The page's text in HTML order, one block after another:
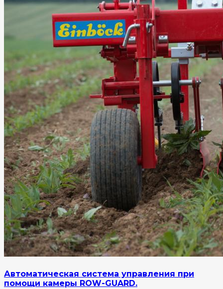
Автоматическая система управления при
помощи камеры ROW-GUARD.